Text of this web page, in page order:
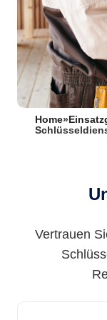
Home»
Vertrauen